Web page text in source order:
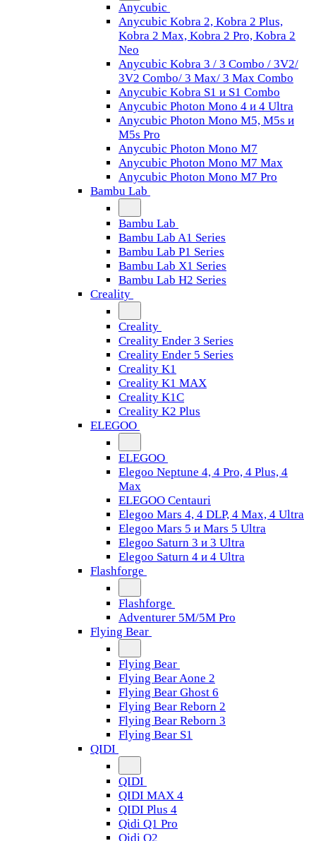
Anycubic
Anycubic Kobra 2, Kobra 2 Plus,
Kobra 2 Max, Kobra 2 Pro, Kobra 2
Neo
Anycubic Kobra 3 / 3 Combo / 3V2/
3V2 Combo/ 3 Max/ 3 Max Combo
Anycubic Kobra S1 и S1 Combo
Anycubic Photon Mono 4 и 4 Ultra
Anycubic Photon Mono M5, M5s и
M5s Pro
Anycubic Photon Mono M7
Anycubic Photon Mono M7 Max
Anycubic Photon Mono M7 Pro
Bambu Lab
Bambu Lab
Bambu Lab A1 Series
Bambu Lab P1 Series
Bambu Lab X1 Series
Bambu Lab H2 Series
Creality
Creality
Creality Ender 3 Series
Creality Ender 5 Series
Creality K1
Creality K1 MAX
Creality K1C
Creality K2 Plus
ELEGOO
ELEGOO
Elegoo Neptune 4, 4 Pro, 4 Plus, 4
Max
ELEGOO Centauri
Elegoo Mars 4, 4 DLP, 4 Max, 4 Ultra
Elegoo Mars 5 и Mars 5 Ultra
Elegoo Saturn 3 и 3 Ultra
Elegoo Saturn 4 и 4 Ultra
Flashforge
Flashforge
Adventurer 5M/5M Pro
Flying Bear
Flying Bear
Flying Bear Aone 2
Flying Bear Ghost 6
Flying Bear Reborn 2
Flying Bear Reborn 3
Flying Bear S1
QIDI
QIDI
QIDI MAX 4
QIDI Plus 4
Qidi Q1 Pro
Qidi Q2